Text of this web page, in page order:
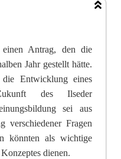
Antrag, den die
Jahr gestellt hätte.
Entwicklung eines
des Ilseder
sei aus
verschiedener Fragen
könnten als wichtige
dienen.